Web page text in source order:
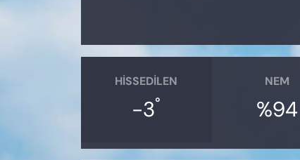
HISSEDILEN
-3°
NEM
%94